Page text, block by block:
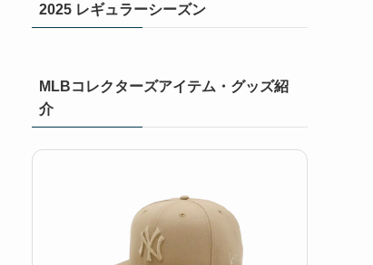
2025 レギュラーシーズン
MLBコレクターズアイテム・グッズ紹
介